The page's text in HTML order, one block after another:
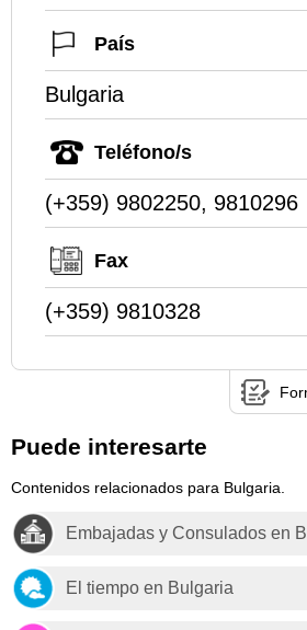
País
Bulgaria
Teléfono/s
(+359) 9802250, 9810296
Fax
(+359) 9810328
Puede interesarte
Contenidos relacionados para Bulgaria.
Embajadas y Consulados en
El tiempo en Bulgaria